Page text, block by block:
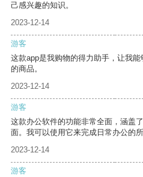
己感兴趣的知识。
2023-12-14
游客
这款app是我购物的得力助手，让我
的商品。
2023-12-14
游客
这款办公软件的功能非常全面，涵盖
面。我可以使用它来完成日常办公的
2023-12-14
游客